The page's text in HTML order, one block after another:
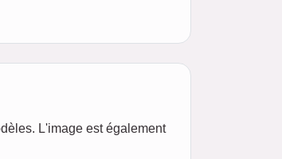
L'image est également